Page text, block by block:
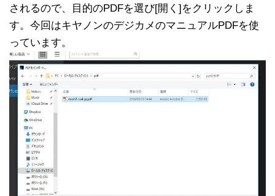
されるので、目的のPDFを選び[開く]をクリックしま
す。今回はキヤノンのデジカメのマニュアルPDFを使
っています。